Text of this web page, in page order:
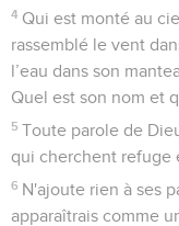
4 Qui est monté au
rassemblé le vent
l’eau dans son
Quel est son nom et
5 Toute parole de
qui cherchent refuge
6 N'ajoute rien à ses
apparaîtrais comme